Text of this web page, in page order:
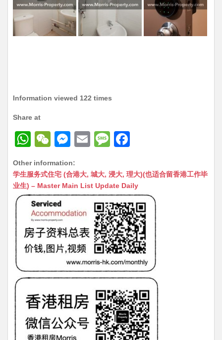
Information viewed 122 times
Share at
W
at
s
A
p
p
W
C
h
at
M
s
s
n
g
er
E
ai
l
M
s
s
a
g
e
c
e
b
o
o
k
Other information:
学生服务式住宅 (合港大, 城大, 浸大, 理大)(也适合留香港工作毕
业生) – Master Main List Update Daily